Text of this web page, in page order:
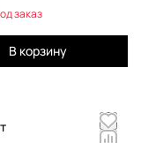
заказ
В корзину